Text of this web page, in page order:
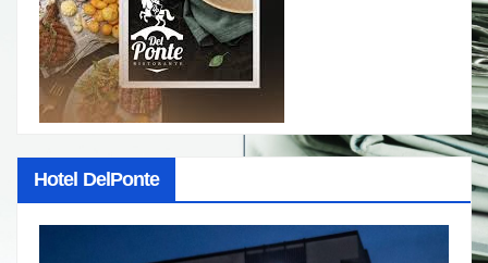
Hotel DelPonte